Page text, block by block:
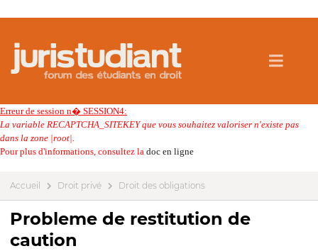
Erreur de session n� SESSION4:
La variable RECAPTCHA_SITEKEY que vous souhaitez valoriser n'existe pas
dans la zone |root|.
Pour plus d'informations, consultez la doc en ligne
Accueil Droit privé Droit des obligations
Probleme de restitution de
caution